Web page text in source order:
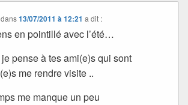
dans13/07/2011 à 12:21 a dit :
en pointillé avec l’été…
pense à tes ami(e)s qui sont
me rendre visite ..
me manque un peu